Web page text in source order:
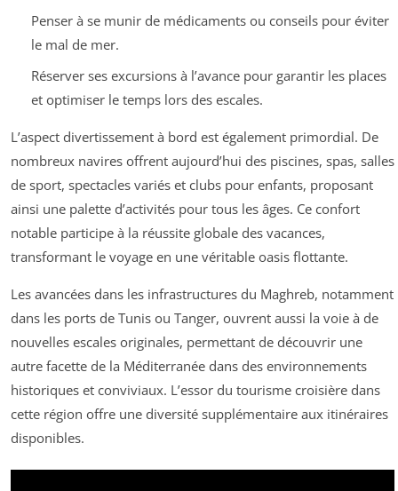
Penser à se munir de médicaments ou conseils pour éviter
le mal de mer.
Réserver ses excursions à l’avance pour garantir les places
et optimiser le temps lors des escales.
L’aspect divertissement à bord est également primordial. De
nombreux navires offrent aujourd’hui des piscines, spas, salles
de sport, spectacles variés et clubs pour enfants, proposant
ainsi une palette d’activités pour tous les âges. Ce confort
notable participe à la réussite globale des vacances,
transformant le voyage en une véritable oasis flottante.
Les avancées dans les infrastructures du Maghreb, notamment
dans les ports de Tunis ou Tanger, ouvrent aussi la voie à de
nouvelles escales originales, permettant de découvrir une
autre facette de la Méditerranée dans des environnements
historiques et conviviaux. L’essor du tourisme croisière dans
cette région offre une diversité supplémentaire aux itinéraires
disponibles.